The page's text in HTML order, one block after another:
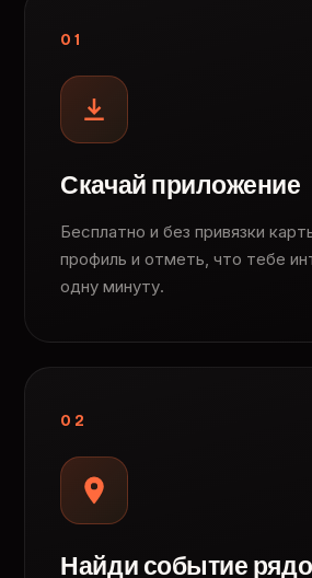
01
Скачай приложение
Бесплатно и без привязки
профиль и отметь, что тебе
одну минуту.
02
Найди событие